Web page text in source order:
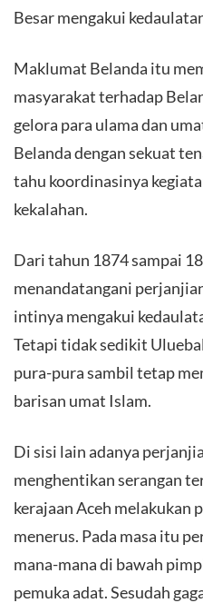
Besar mengakui
Maklumat Belanda itu
masyarakat terhadap
gelora para ulama dan
Belanda dengan sekuat
tahu koordinasinya
kekalahan.
Dari tahun 1874 sampai
menandatangani
intinya mengakui
Tetapi tidak sedikit
pura-pura sambil tetap
barisan umat Islam.
Di sisi lain adanya
menghentikan serangan
kerajaan Aceh melakukan
menerus. Pada masa itu
mana-mana di bawah
pemuka adat. Sesudah